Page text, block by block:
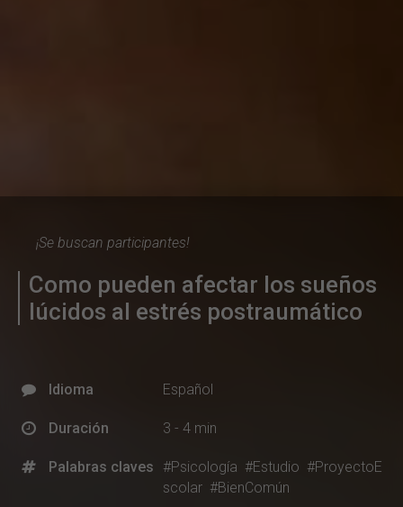
¡Se buscan participantes!
Como pueden afectar los sueños
lúcidos al estrés postraumático
Idioma Español
Duración 3 - 4 min
Palabras claves #Psicología #Estudio #ProyectoE
scolar #BienComún